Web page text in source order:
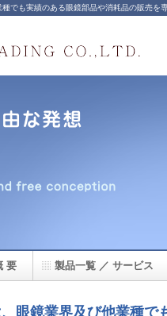
でも実績のある眼鏡部品や消耗品の販売を
眼鏡業界及び他業種で
要 製品一覧 ／ サービス